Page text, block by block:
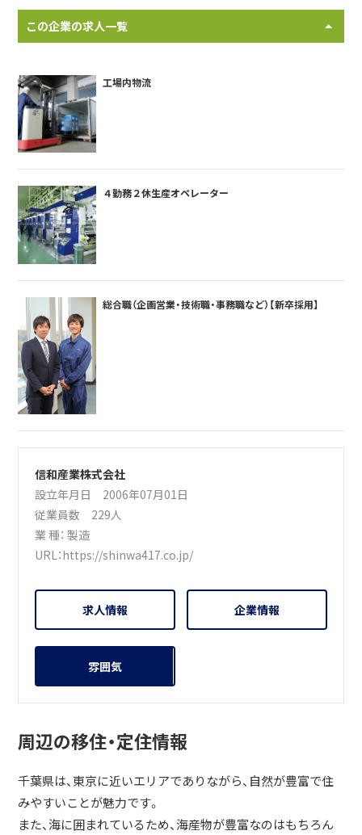
この企業の求人一覧
工場内物流
４勤務２休生産オペレーター
総合職（企画営業・技術職・事務職など）【新卒採用】
信和産業株式会社
設立年月日 2006年07月01日
従業員数 229人
業 種：製造
URL：https://shinwa417.co.jp/
求人情報 企業情報
雰囲気
周辺の移住・定住情報
千葉県は、東京に近いエリアでありながら、自然が豊富で住
みやすいことが魅力です。
また、海に囲まれているため、海産物が豊富なのはもちろん